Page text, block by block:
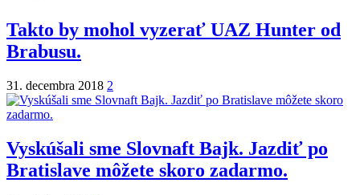
Takto by mohol vyzerať UAZ Hunter od
Brabusu.
31. decembra 2018 2
Vyskúšali sme Slovnaft Bajk. Jazdiť po
Bratislave môžete skoro zadarmo.